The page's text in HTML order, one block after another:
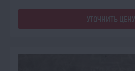
УТОЧНИТЬ ЦЕНУ